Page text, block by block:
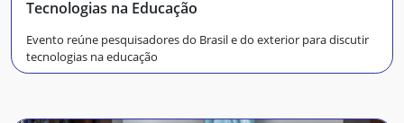
Tecnologias na Educação
Evento reúne pesquisadores do Brasil e do exterior para discutir
tecnologias na educação